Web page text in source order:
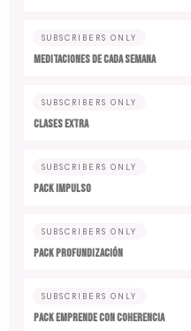
SUBSCRIBERS ONLY
MEDITACIONES DE CADA SEMANA
SUBSCRIBERS ONLY
CLASES EXTRA
SUBSCRIBERS ONLY
PACK IMPULSO
SUBSCRIBERS ONLY
PACK PROFUNDIZACIÓN
SUBSCRIBERS ONLY
PACK EMPRENDE CON COHERENCIA